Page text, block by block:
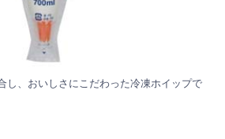
し、おいしさにこだわった冷凍ホイップで